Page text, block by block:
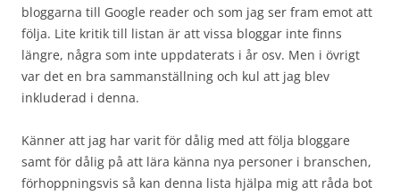
bloggarna till Google reader och som jag ser fram emot att
följa. Lite kritik till listan är att vissa bloggar inte finns
längre, några som inte uppdaterats i år osv. Men i övrigt
var det en bra sammanställning och kul att jag blev
inkluderad i denna.
Känner att jag har varit för dålig med att följa bloggare
samt för dålig på att lära känna nya personer i branschen,
förhoppningsvis så kan denna lista hjälpa mig att råda bot